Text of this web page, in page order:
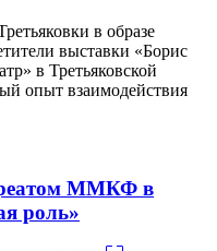
в образе
выставки «Борис
в Третьяковской
опыт взаимодействия
ММКФ в
роль»